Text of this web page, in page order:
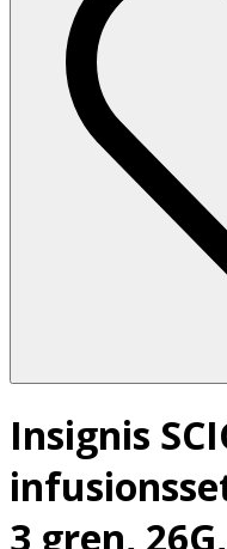
Insignis
3 gren,